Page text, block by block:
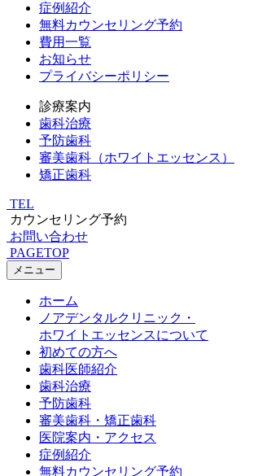
症例紹介
無料カウンセリング予約
費用一覧
お知らせ
プライバシーポリシー
診療案内
歯科治療
予防歯科
審美歯科（ホワイトエッセンス）
矯正歯科
TEL
カウンセリング予約
お問い合わせ
PAGETOP
メニュー
ホーム
ノアデンタルクリニック・
ホワイトエッセンスについて
初めての方へ
歯科医師紹介
歯科治療
予防歯科
審美歯科・矯正歯科
医院案内・アクセス
症例紹介
無料カウンセリング予約